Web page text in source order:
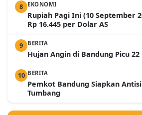
8 EKONOMI
Rupiah Pagi Ini (10 September
Rp 16.445 per Dolar AS
9 BERITA
Hujan Angin di Bandung Picu
10 BERITA
Pemkot Bandung Siapkan
Tumbang